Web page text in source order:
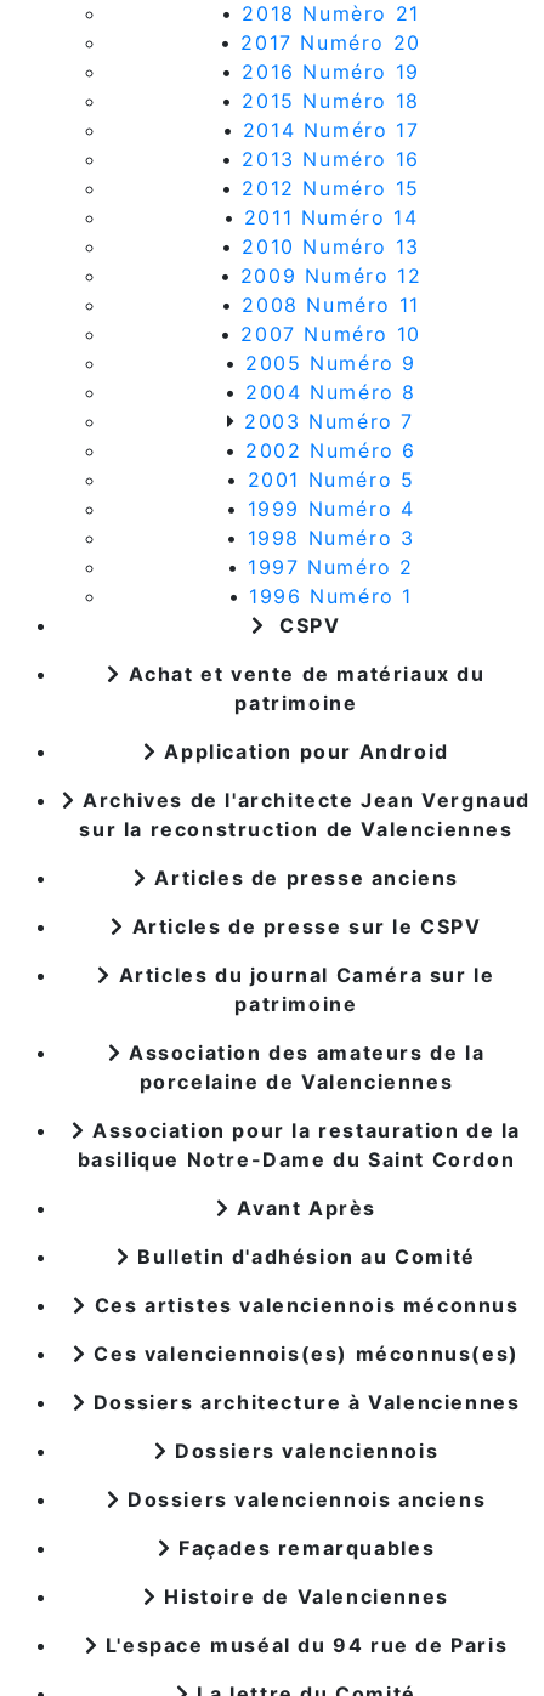
• 2018 Numèro 21
• 2017 Numéro 20
• 2016 Numéro 19
• 2015 Numéro 18
• 2014 Numéro 17
• 2013 Numéro 16
• 2012 Numéro 15
• 2011 Numéro 14
• 2010 Numéro 13
• 2009 Numéro 12
• 2008 Numéro 11
• 2007 Numéro 10
• 2005 Numéro 9
• 2004 Numéro 8
2003 Numéro 7
• 2002 Numéro 6
• 2001 Numéro 5
• 1999 Numéro 4
• 1998 Numéro 3
• 1997 Numéro 2
• 1996 Numéro 1
CSPV
Achat et vente de matériaux du
patrimoine
Application pour Android
Archives de l'architecte Jean Vergnaud
sur la reconstruction de Valenciennes
Articles de presse anciens
Articles de presse sur le CSPV
Articles du journal Caméra sur le
patrimoine
Association des amateurs de la
porcelaine de Valenciennes
Association pour la restauration de la
basilique Notre-Dame du Saint Cordon
Avant Après
Bulletin d'adhésion au Comité
Ces artistes valenciennois méconnus
Ces valenciennois(es) méconnus(es)
Dossiers architecture à Valenciennes
Dossiers valenciennois
Dossiers valenciennois anciens
Façades remarquables
Histoire de Valenciennes
L'espace muséal du 94 rue de Paris